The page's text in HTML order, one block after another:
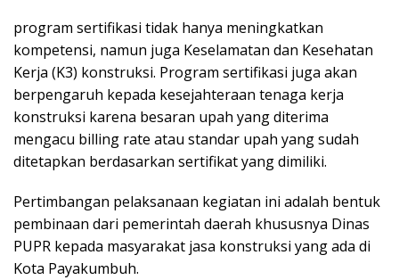
program sertifikasi tidak hanya meningkatkan
kompetensi, namun juga Keselamatan dan Kesehatan
Kerja (K3) konstruksi. Program sertifikasi juga akan
berpengaruh kepada kesejahteraan tenaga kerja
konstruksi karena besaran upah yang diterima
mengacu billing rate atau standar upah yang sudah
ditetapkan berdasarkan sertifikat yang dimiliki.
Pertimbangan pelaksanaan kegiatan ini adalah bentuk
pembinaan dari pemerintah daerah khususnya Dinas
PUPR kepada masyarakat jasa konstruksi yang ada di
Kota Payakumbuh.